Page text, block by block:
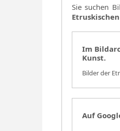
Sie suchen
Im
Kunst.
Bilder der
Auf